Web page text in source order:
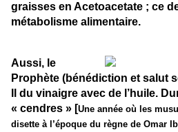
graisses en Acetoacetate ; ce
métabolisme alimentaire.
Aussi, le
Prophète (bénédiction et salut
Il du vinaigre avec de l’huile.
« cendres » [Une année où les
disette à l’époque du règne de Omar